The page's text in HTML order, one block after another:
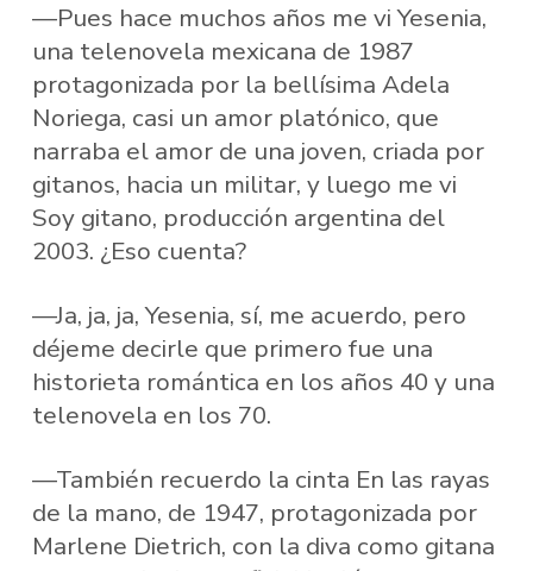
—Pues hace muchos años me vi Yesenia,
una telenovela mexicana de 1987
protagonizada por la bellísima Adela
Noriega, casi un amor platónico, que
narraba el amor de una joven, criada por
gitanos, hacia un militar, y luego me vi
Soy gitano, producción argentina del
2003. ¿Eso cuenta?
—Ja, ja, ja, Yesenia, sí, me acuerdo, pero
déjeme decirle que primero fue una
historieta romántica en los años 40 y una
telenovela en los 70.
—También recuerdo la cinta En las rayas
de la mano, de 1947, protagonizada por
Marlene Dietrich, con la diva como gitana